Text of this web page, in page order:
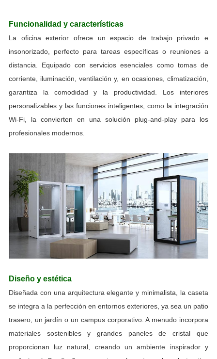
Funcionalidad y características
La oficina exterior ofrece un espacio de trabajo privado e
insonorizado, perfecto para tareas específicas o reuniones a
distancia. Equipado con servicios esenciales como tomas de
corriente, iluminación, ventilación y, en ocasiones, climatización,
garantiza la comodidad y la productividad. Los interiores
personalizables y las funciones inteligentes, como la integración
Wi-Fi, la convierten en una solución plug-and-play para los
profesionales modernos.
Diseño y estética
Diseñada con una arquitectura elegante y minimalista, la caseta
se integra a la perfección en entornos exteriores, ya sea un patio
trasero, un jardín o un campus corporativo. A menudo incorpora
materiales sostenibles y grandes paneles de cristal que
proporcionan luz natural, creando un ambiente inspirador y